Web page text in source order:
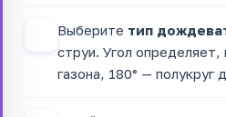
Выберите тип
струи. Угол определяет,
газона, 180° — полукруг